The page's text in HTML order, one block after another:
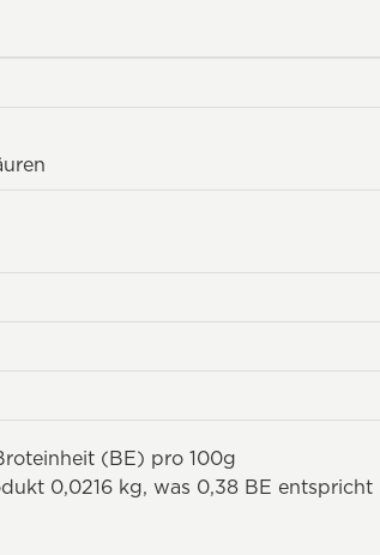
(BE) pro 100g
0,0216 kg, was 0,38 BE entspricht